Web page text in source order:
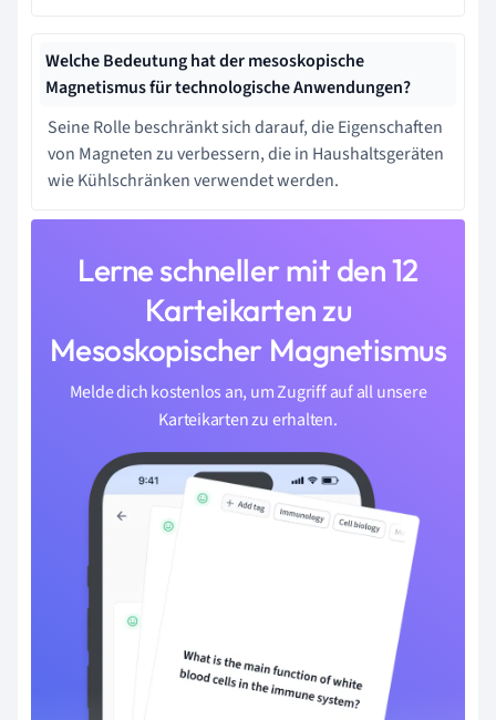
Welche Bedeutung hat der mesoskopische
Magnetismus für technologische Anwendungen?
Seine Rolle beschränkt sich darauf, die Eigenschaften
von Magneten zu verbessern, die in Haushaltsgeräten
wie Kühlschränken verwendet werden.
Lerne schneller mit den 12
Karteikarten zu
Mesoskopischer Magnetismus
Melde dich kostenlos an, um Zugriff auf all unsere
Karteikarten zu erhalten.